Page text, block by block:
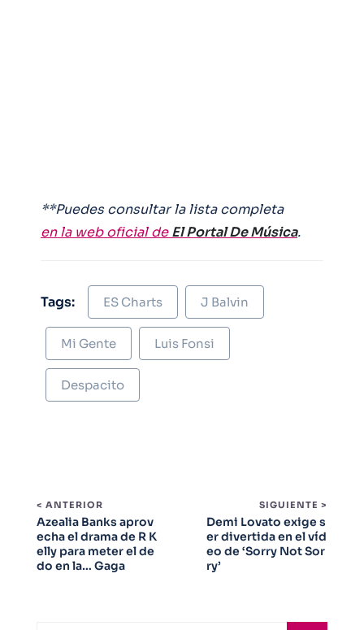
**Puedes consultar la lista completa
en la web oficial deEl Portal De Música.
Tags: ES Charts J Balvin
Mi Gente Luis Fonsi
Despacito
< ANTERIOR
Azealia Banks aprov
echa el drama de R K
elly para meter el de
do en la… Gaga
SIGUIENTE >
Demi Lovato exige s
er divertida en el víd
eo de ‘Sorry Not Sor
ry’